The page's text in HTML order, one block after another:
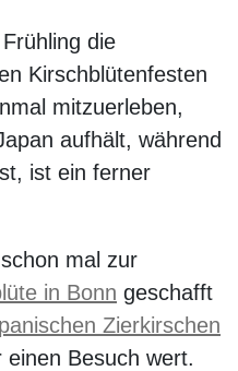
die
Kirschblütenfesten
mitzuerleben,
aufhält, während
ist ein ferner
mal zur
in Bonn geschafft
Zierkirschen
einen Besuch wert.